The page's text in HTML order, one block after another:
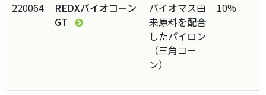
220064
REDXバイオコーン
GT
バイオマス由
来原料を配合
したパイロン
（三角コー
ン）
10%